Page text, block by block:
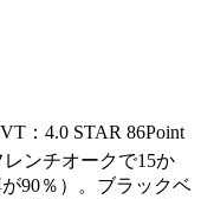
：4.0 STAR 86Point
ンチオークで15か
90％）。ブラックベ